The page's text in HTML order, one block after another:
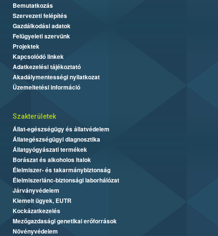
Bemutatkozás
Szervezeti felépítés
Gazdálkodási adatok
Felügyeleti szervünk
Projektek
Kapcsolódó linkek
Adatkezelési tájékoztató
Akadálymentességi nyilatkozat
Üzemeltetési információ
Szakterületek
Állat-egészségügy és állatvédelem
Állategészségügyi diagnosztika
Állatgyógyászati termékek
Borászat és alkoholos italok
Élelmiszer- és takarmánybiztonság
Élelmiszerlánc-biztonsági laborhálózat
Járványvédelem
Kiemelt ügyek, EUTR
Kockázatkezelés
Mezőgazdasági genetikai erőforrások
Növényvédelem